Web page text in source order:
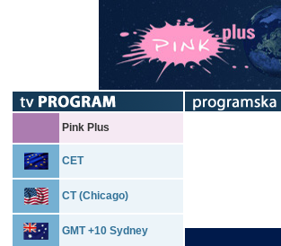
Pink Plus
CET
CT (Chicago)
GMT +10 Sydney